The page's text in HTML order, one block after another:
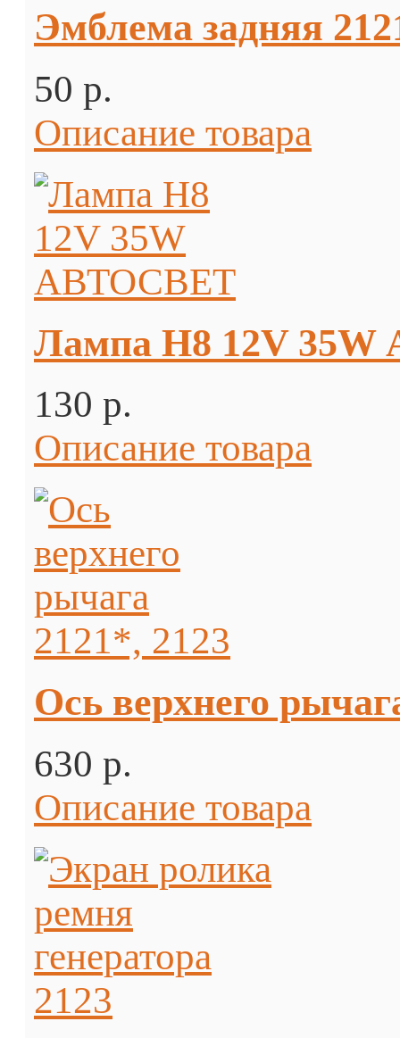
Эмблема задняя
50 p.
Описание товара
Лампа H8 12V
130 p.
Описание товара
Ось верхнего
630 p.
Описание товара